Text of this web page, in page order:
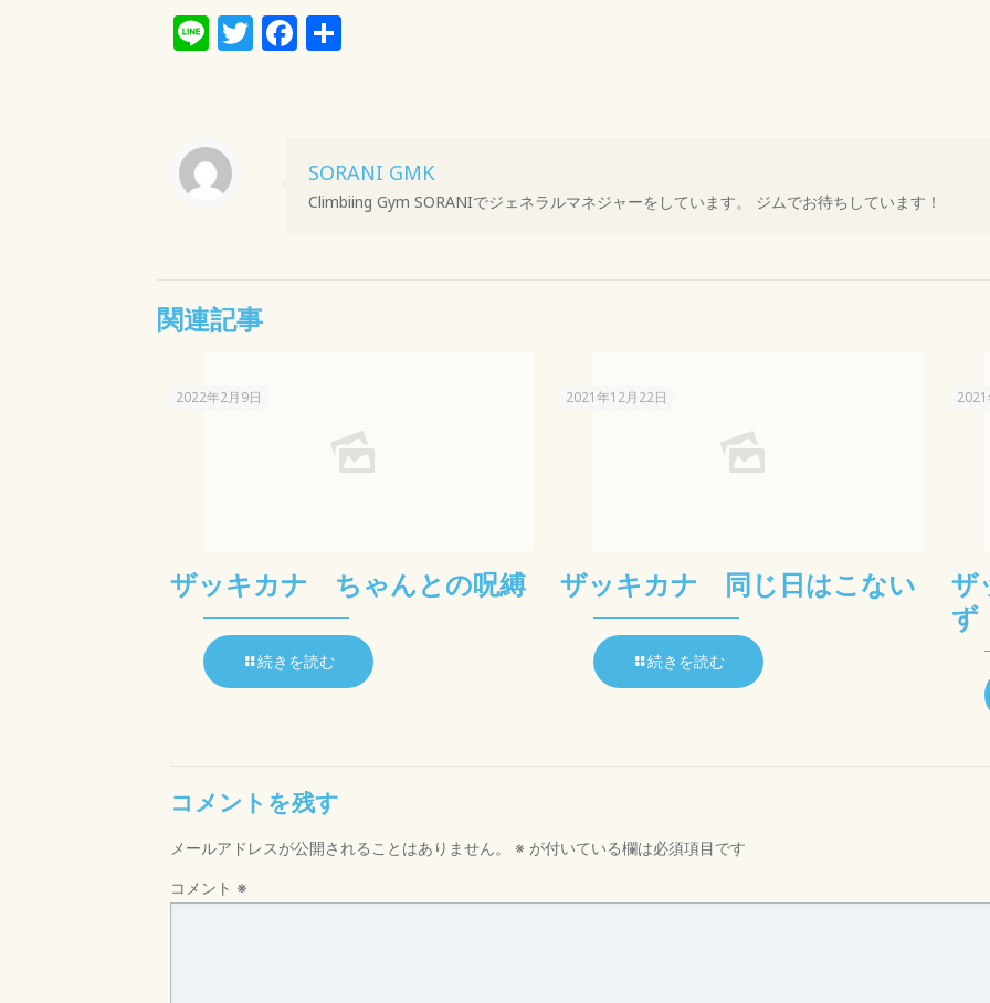
LineTwitter
Facebook
共
SORANI GMK
Climbiing Gym SORANIでジェネラルマネジャーをしています。 ジムでお待ちしています！
関連記事
2022年2月9日
ザッキカナ ちゃんとの呪縛
続きを読む
2021年12月22日
ザッキカナ 同じ日はこない
続きを読む
ザ
ず
コメントを残す
メールアドレスが公開されることはありません。 ※ が付いている欄は必須項目です
コメント ※